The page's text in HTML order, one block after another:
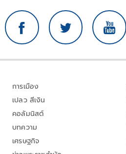
การเมือง
เปลว สีเงิน
คอลัมนิสต์
บทความ
เศรษฐกิจ